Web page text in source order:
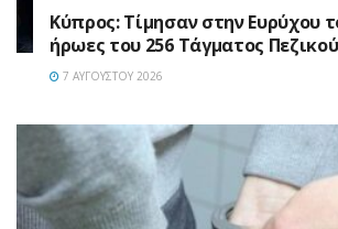
Κύπρος: Τίμησαν στην Ευρύχου
ήρωες του 256 Τάγματος Πεζικού
7 ΑΥΓΟΎΣΤΟΥ 2026